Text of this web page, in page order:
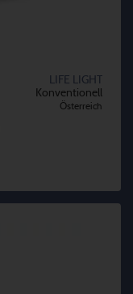
LIFE LIGHT
Konventionell
Österreich